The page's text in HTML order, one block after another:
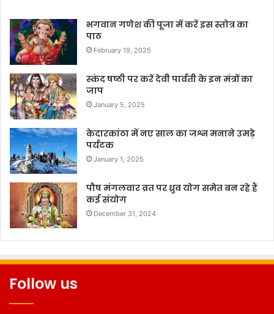
भगवान गणेश की पूजा में करें इस स्तोत्र का
पाठ
February 19, 2025
स्कंद षष्ठी पर करें देवी पार्वती के इन मंत्रों का
जाप
January 5, 2025
केदारकांठा में नए साल का जश्न मनाने उमड़े
पर्यटक
January 1, 2025
पौष मंगलवार व्रत पर ध्रुव योग समेत बन रहे हैं
कई संयोग
December 31, 2024
Follow us